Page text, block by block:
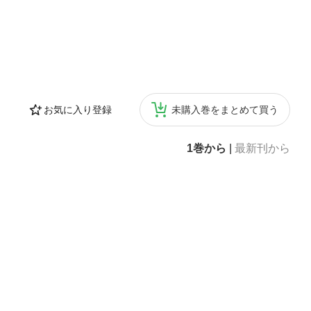
お気に入り登録 未購入巻をまとめて買う
1巻から 最新刊から